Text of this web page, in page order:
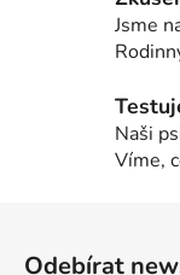
Jsme
Naši
Víme,
Odebírat